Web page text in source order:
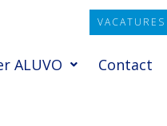
VACATURES
ALUVO Contact